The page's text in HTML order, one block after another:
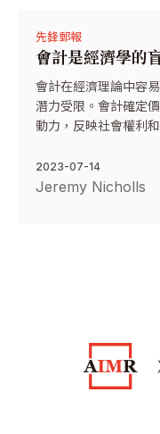
先鋒郵報
會計是經濟學的
會計在經濟理論中容
潛力受限。會計確定
動力，反映社會權利
2023-07-14
Jeremy Nicholls